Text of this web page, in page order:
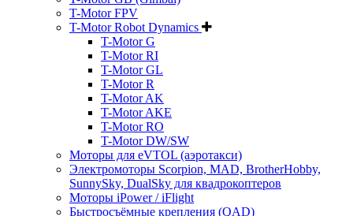
T-Motor FPV
T-Motor Robot Dynamics
T-Motor G
T-Motor RI
T-Motor GL
T-Motor R
T-Motor AK
T-Motor AKE
T-Motor RO
T-Motor DW/SW
Моторы для eVTOL (аэротакси)
Электромоторы Scorpion, MAD, BrotherHobby,
SunnySky, DualSky для квадрокоптеров
Моторы iPower / iFlight
Быстросъёмные крепления (QAD)